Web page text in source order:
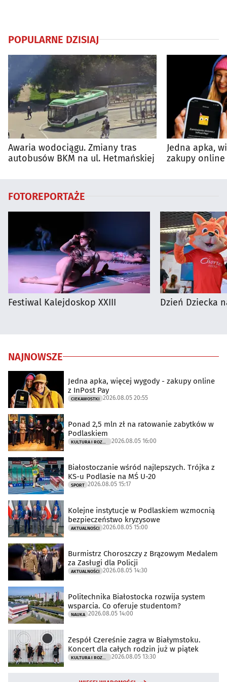
POPULARNE DZISIAJ
Awaria wodociągu. Zmiany tras
autobusów BKM na ul. Hetmańskiej
Jedna apka,
zakupy online
FOTOREPORTAŻE
Festiwal Kalejdoskop XXIII Dzień Dziecka
NAJNOWSZE
Jedna apka, więcej wygody - zakupy online
z InPost Pay
CIEKAWOSTKI 2026.08.05 20:55
Ponad 2,5 mln zł na ratowanie zabytków w
Podlaskiem
KULTURA I ROZRYWKA 2026.08.05 16:00
Białostoczanie wśród najlepszych. Trójka z
KS-u Podlasie na MŚ U-20
SPORT 2026.08.05 15:17
Kolejne instytucje w Podlaskiem wzmocnią
bezpieczeństwo kryzysowe
AKTUALNOŚCI 2026.08.05 15:00
Burmistrz Choroszczy z Brązowym Medalem
za Zasługi dla Policji
AKTUALNOŚCI 2026.08.05 14:30
Politechnika Białostocka rozwija system
wsparcia. Co oferuje studentom?
NAUKA 2026.08.05 14:00
Zespół Czereśnie zagra w Białymstoku.
Koncert dla całych rodzin już w piątek
KULTURA I ROZRYWKA 2026.08.05 13:30